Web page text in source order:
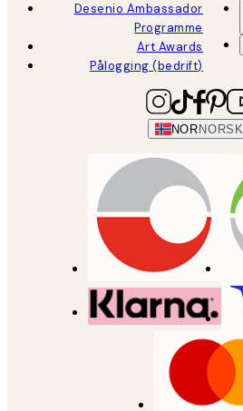
Desenio Ambassador
Programme
Art Awards
Pålogging (bedrift)
NOR NORSK